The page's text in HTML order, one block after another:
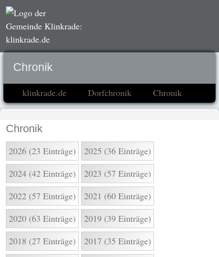
Chronik
klinkrade.de Dorfchronik Chronik
Chronik
2026 (23 Einträge)
2025 (36 Einträge)
2024 (42 Einträge)
2023 (57 Einträge)
2022 (57 Einträge)
2021 (60 Einträge)
2020 (63 Einträge)
2019 (39 Einträge)
2018 (27 Einträge)
2017 (35 Einträge)